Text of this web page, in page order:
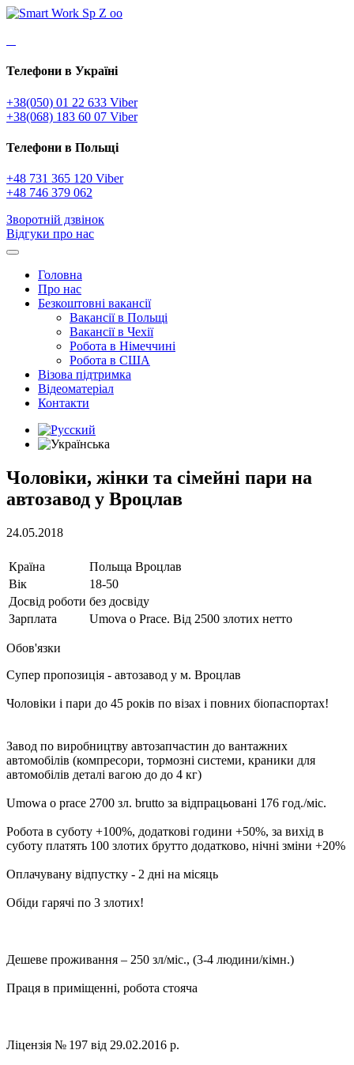
Телефони в Україні
+38(050) 01 22 633 Viber
+38(068) 183 60 07 Viber
Телефони в Польщі
+48 731 365 120 Viber
+48 746 379 062
Зворотній дзвінок
Відгуки про нас
Головна
Про нас
Безкоштовні вакансії
Вакансії в Польщі
Вакансії в Чехії
Робота в Німеччині
Робота в США
Візова підтримка
Відеоматеріал
Контакти
Чоловіки, жінки та сімейні пари на
автозавод у Вроцлав
24.05.2018
Країна
Польща Вроцлав
Вік
18-50
Досвід роботи без досвіду
Зарплата
Umova o Prace. Від 2500 злотих нетто
Обов'язки
Супер пропозиція - автозавод у м. Вроцлав
Чоловіки і пари до 45 років по візах і повних біопаспортах!
Завод по виробництву автозапчастин до вантажних
автомобілів (компресори, тормозні системи, краники для
автомобілів деталі вагою до до 4 кг)
Umowa o prace 2700 зл. brutto за відпрацьовані 176 год./міс.
Робота в суботу +100%, додаткові години +50%, за вихід в
суботу платять 100 злотих брутто додатково, нічні зміни +20%
Оплачувану відпустку - 2 дні на місяць
Обіди гарячі по 3 злотих!
Дешеве проживання – 250 зл/міс., (3-4 людини/кімн.)
Праця в приміщенні, робота стояча
Ліцензія № 197 від 29.02.2016 р.